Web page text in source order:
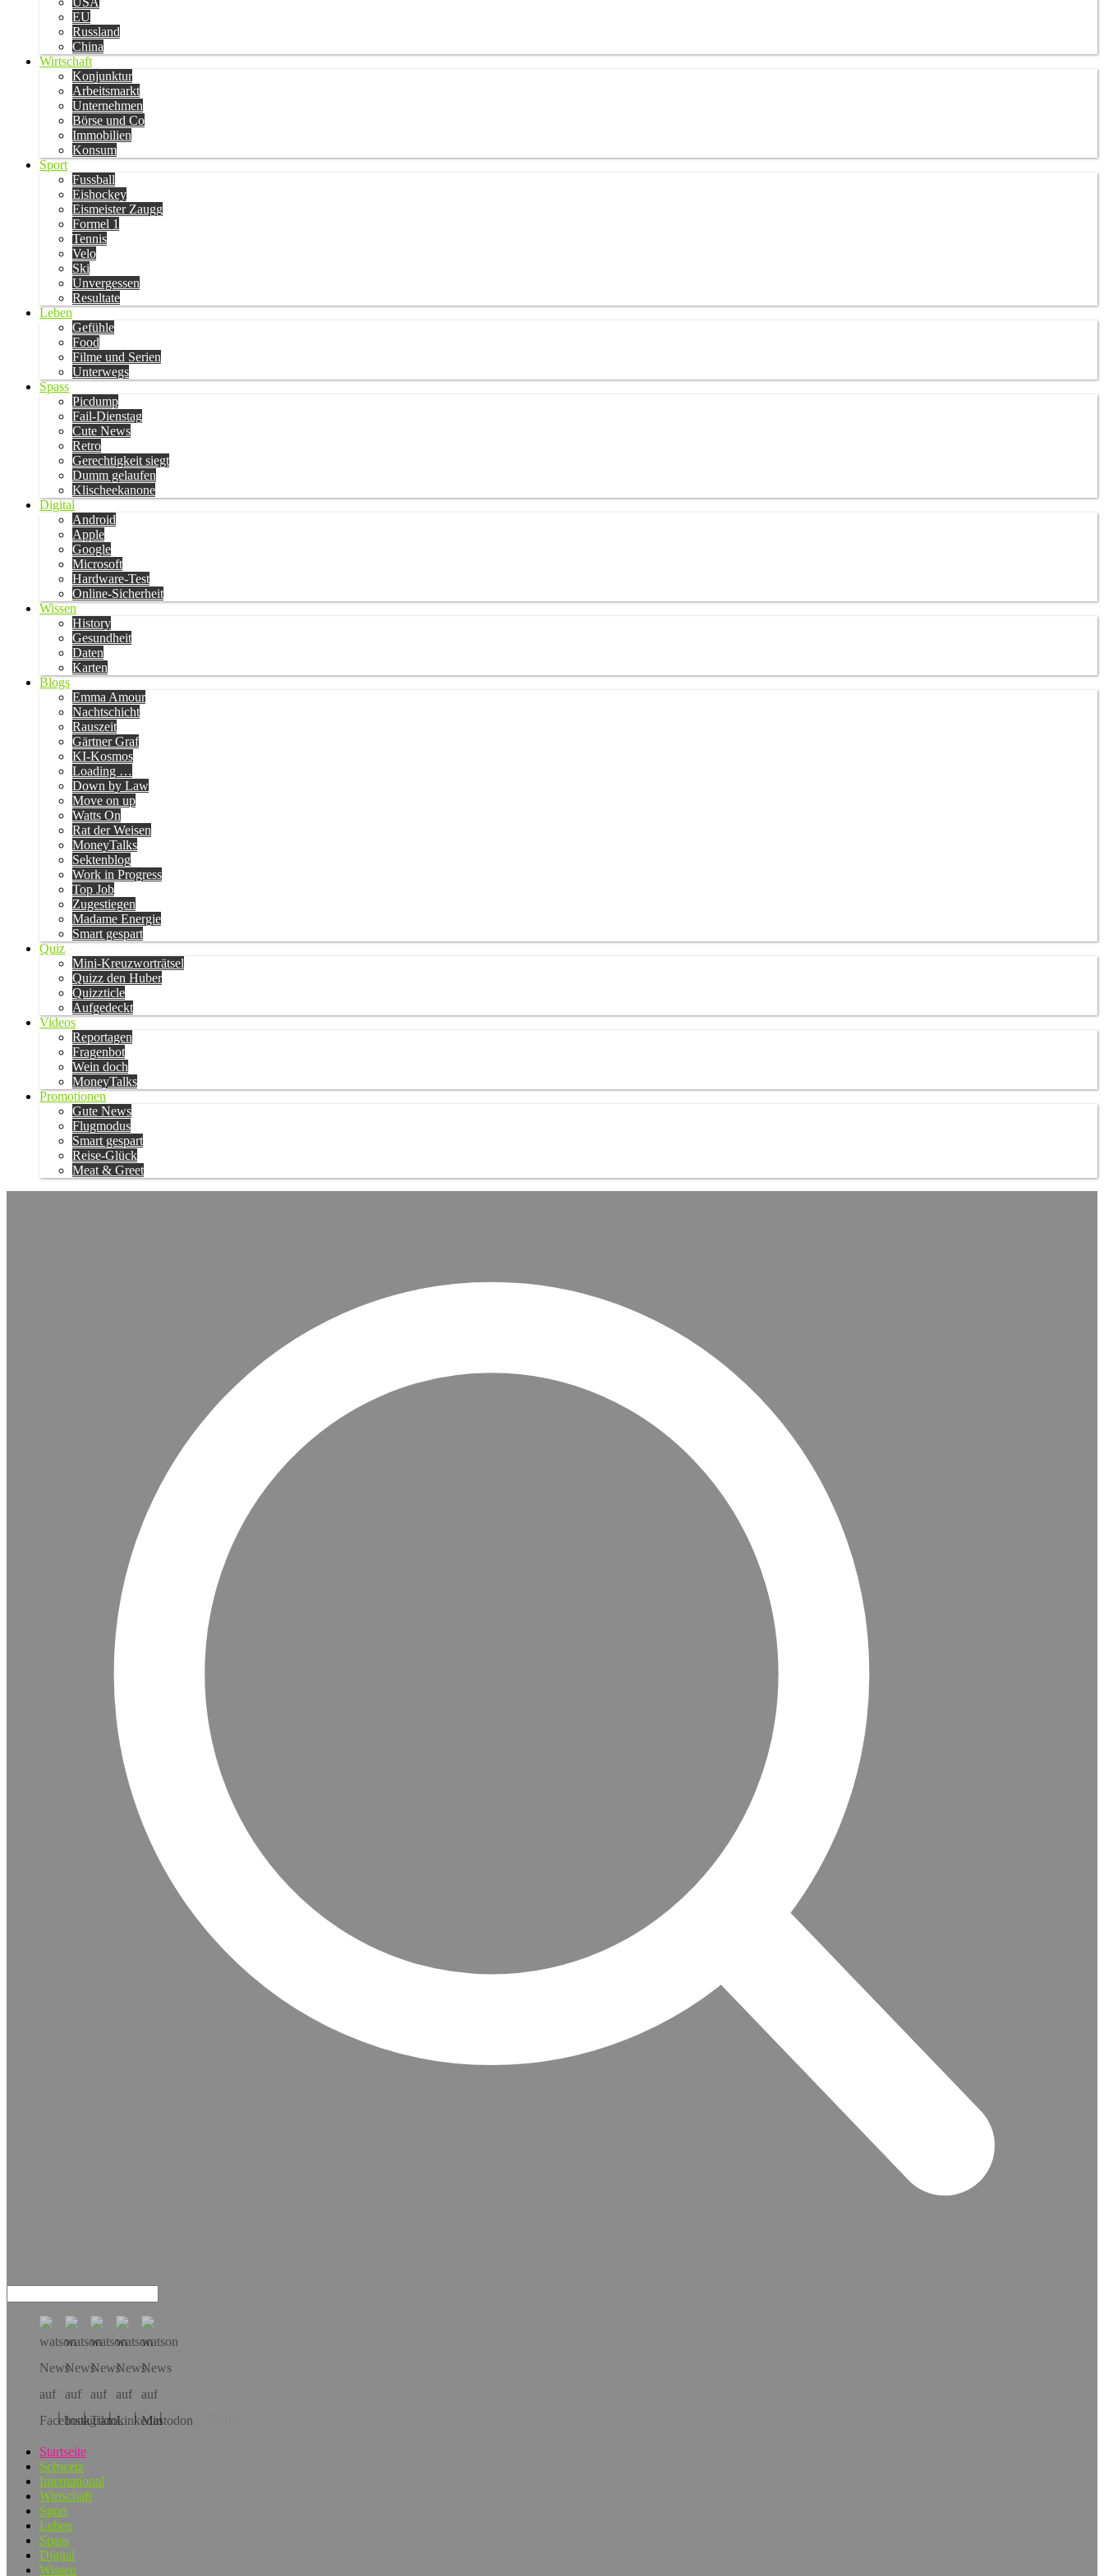
EU
Russland
China
Wirtschaft
Konjunktur
Arbeitsmarkt
Unternehmen
Börse und Co
Immobilien
Konsum
Sport
Fussball
Eishockey
Eismeister Zaugg
Formel 1
Tennis
Velo
Ski
Unvergessen
Resultate
Leben
Gefühle
Food
Filme und Serien
Unterwegs
Spass
Picdump
Fail-Dienstag
Cute News
Retro
Gerechtigkeit siegt
Dumm gelaufen
Klischeekanone
Digital
Android
Apple
Google
Microsoft
Hardware-Test
Online-Sicherheit
Wissen
History
Gesundheit
Daten
Karten
Blogs
Emma Amour
Nachtschicht
Rauszeit
Gärtner Graf
KI-Kosmos
Loading …
Down by Law
Move on up
Watts On
Rat der Weisen
MoneyTalks
Sektenblog
Work in Progress
Top Job
Zugestiegen
Madame Energie
Smart gespart
Quiz
Mini-Kreuzworträtsel
Quizz den Huber
Quizzticle
Aufgedeckt
Videos
Reportagen
Fragenbot
Wein doch
MoneyTalks
Promotionen
Gute News
Flugmodus
Smart gespart
Reise-Glück
Meat & Greet
Hol dir die App!
Startseite
Schweiz
International
Wirtschaft
Sport
Leben
Spass
Digital
Wissen